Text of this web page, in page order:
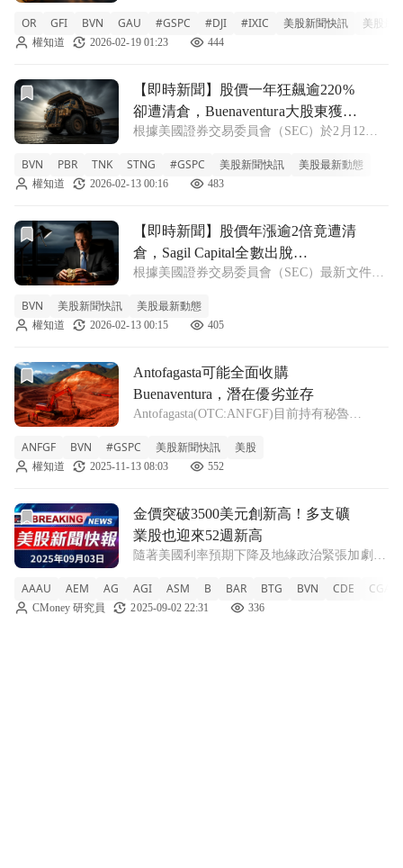
價 1.15 億美元收購其包含 8 項權利金的貴金
屬資產組合。 這
OR GFI BVN GAU #GSPC #DJI #IXIC 美股新聞快訊 美股最
權知道 2026-02-19 01:23 444
前往【即時新聞】股價一年狂飆逾220%卻遭清倉，
【即時新聞】股價一年狂飆逾220%
卻遭清倉，Buenaventura大股東獲利
了結出場
根據美國證券交易委員會（SEC）於2月12日
資機構 Sagil Capital 在第四季度完全清空了其
在 Compañía de Minas Buenavent
BVN PBR TNK STNG #GSPC 美股新聞快訊 美股最新動態
權知道 2026-02-13 00:16 483
前往【即時新聞】股價年漲逾2倍竟遭清倉，Sagil Capital
【即時新聞】股價年漲逾2倍竟遭清
倉，Sagil Capital全數出脫
Buenaventura持股
根據美國證券交易委員會（SEC）最新文件顯
Capital 在第四季度完全清倉了其持有的
Compañía de Minas Buenaventura(BVN
BVN 美股新聞快訊 美股最新動態
權知道 2026-02-13 00:15 405
前往Antofagasta可能全面收購Buenaventura，潛在優劣並
Antofagasta可能全面收購
Buenaventura，潛在優劣並存
Antofagasta(OTC:ANFGF)目前持有秘魯
的股份，根據RBC Capital分析師的報告，
Antofagas
ANFGF BVN #GSPC 美股新聞快訊 美股
權知道 2025-11-13 08:03 552
前往金價突破3500美元創新高！多支礦業股也迎來52週新高
金價突破3500美元創新高！多支礦
業股也迎來52週新高
隨著美國利率預期下降及地緣政治緊張加劇，
眼。 在持續的地緣政治緊張和對美國聯邦儲
備銀行獨立性的擔憂中，金價於週二達到全新
AAAU AEM AG AGI ASM B BAR BTG BVN CDE CGAU
CMoney 研究員 2025-09-02 22:31 336